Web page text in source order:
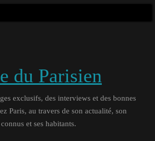
du Parisien
exclusifs, des interviews et des bonnes
Paris, au travers de son actualité, son
et ses habitants.